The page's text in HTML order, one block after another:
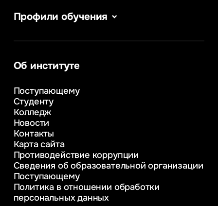
Профили обучения
Сервис в сфере туризма и гостеприимства
аналитика
Управление в сфере коммерческой
Психолого-педагогическое
консультирование и медиация
в образовании
Веб-дизайн
Управление инновационным развитием
предприятия
Уголовное право
Информационные технологии в бизнесе
Информационное и программное
обеспечение бизнес процессов
Управление человеческими ресурсами
Об институте
Поступающему
Студенту
Колледж
Новости
Контакты
Карта сайта
Противодействие коррупции
Сведения об образовательной организации
Поступающему
Политика в отношении обработки
персональных данных